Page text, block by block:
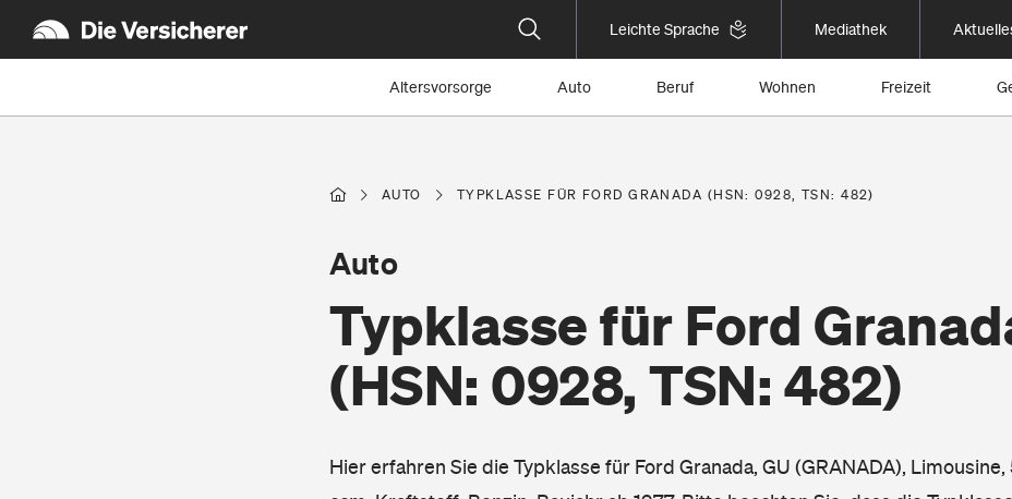
Leichte Sprache Mediathek
Altersvorsorge Auto Beruf Wohnen Freizeit
AUTO TYPKLASSE FÜR FORD GRANADA (HSN: 0928, TSN: 482)
Typklasse für Ford
(HSN: 0928, TSN: 482)
Auto
Hier erfahren Sie die Typklasse für Ford Granada, GU (GRANADA), Limousine,